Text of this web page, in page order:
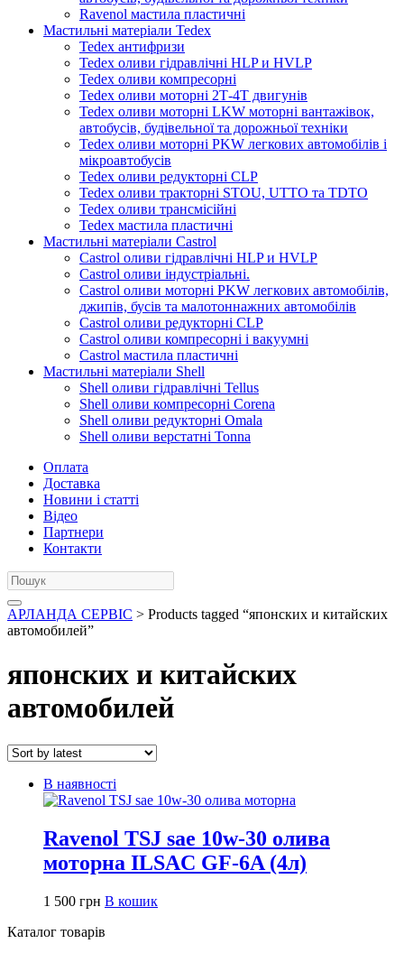
Ravenol мастила пластичні
Мастильні матеріали Tedex
Tedex антифризи
Tedex оливи гідравлічні HLP и HVLP
Tedex оливи компресорні
Tedex оливи моторні 2Т-4Т двигунів
Tedex оливи моторні LKW моторні вантажівок,
автобусів, будівельної та дорожньої техніки
Tedex оливи моторні PKW легкових автомобілів і
мікроавтобусів
Tedex оливи редукторні CLP
Tedex оливи тракторні STOU, UTTO та TDTO
Tedex оливи трансмісійні
Tedex мастила пластичні
Мастильні матеріали Castrol
Castrol оливи гідравлічні HLP и HVLP
Castrol оливи індустріальні.
Castrol оливи моторні PKW легкових автомобілів,
джипів, бусів та малотоннажних автомобілів
Castrol оливи редукторні CLP
Castrol оливи компресорні і вакуумні
Castrol мастила пластичні
Мастильні матеріали Shell
Shell оливи гідравлічні Tellus
Shell оливи компресорні Corena
Shell оливи редукторні Omala
Shell оливи верстатні Tonna
Оплата
Доставка
Новини і статті
Відео
Партнери
Контакти
АРЛАНДА СЕРВІС > Products tagged “японских и китайских
автомобилей”
японских и китайских
автомобилей
В наявності
Ravenol TSJ sae 10w-30 олива
моторна ILSAC GF-6A (4л)
1 500 грн В кошик
Каталог товарів